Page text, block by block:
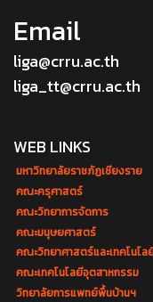
Email
liga@crru.ac.th
liga_tt@crru.ac.th
WEB LINKS
มหาวิทยาลัยราชภัฏเชียงราย
คณะครุศาสตร์
คณะวิทยาการจัดการ
คณะมนุษยศาสตร์
คณะวิทยาศาสตร์และเทคโนโล
คณะเทคโนโลยีอุตสาหกรรม
วิทยาลัยการแพทย์พื้นบ้านฯ